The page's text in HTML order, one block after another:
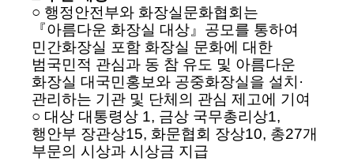
○ 행정안전부와 화장실문화협회는
『아름다운 화장실 대상』공모를 통하여
민간화장실 포함 화장실 문화에 대한
범국민적 관심과 동 참 유도 및 아름다운
화장실 대국민홍보와 공중화장실을 설치·
관리하는 기관 및 단체의 관심 제고에 기여
○ 대상 대통령상 1, 금상 국무총리상1,
행안부 장관상15, 화문협회 장상10, 총27개
부문의 시상과 시상금 지급